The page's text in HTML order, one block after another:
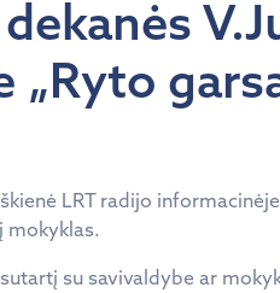
„Ryto
LRT radijo
mokyklas.
su savivaldybe ar